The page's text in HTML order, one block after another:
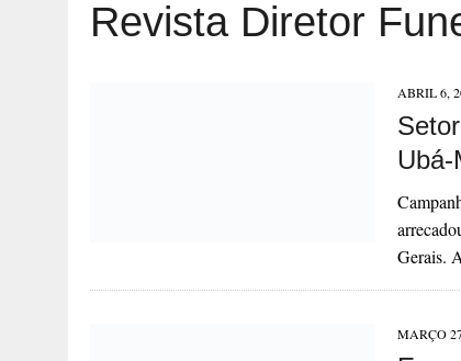
Revista Diretor
ABRIL 6,
Ubá-
Gerais.
MARÇO